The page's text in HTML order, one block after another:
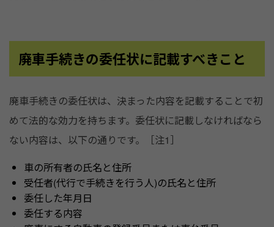
廃車手続きの委任状に記載すべきこと
廃車手続きの委任状は、決まった内容を記載することで初
めて法的な効力を持ちます。委任状に記載しなければなら
ない内容は、以下の通りです。［注1］
車の所有者の氏名と住所
受任者(代行で手続きを行う人)の氏名と住所
委任した年月日
委任する内容